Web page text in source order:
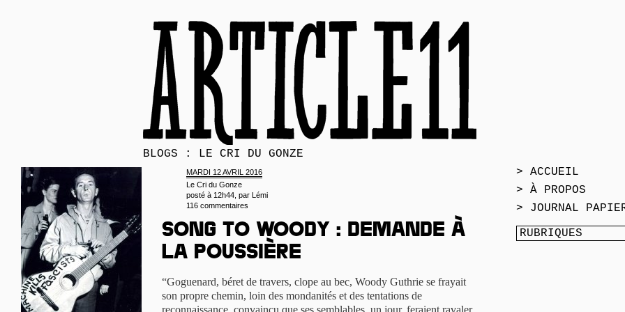
BLOGS : LE CRI DU GONZE
MARDI 12 AVRIL 2016
Le Cri du Gonze
posté à 12h44, par Lémi
116 commentaires
Song to Woody : demande à
la poussière
“Goguenard, béret de travers, clope au bec, Woody Guthrie se frayait
son propre chemin, loin des mondanités et des tentations de
reconnaissance, convaincu que ses semblables, un jour, feraient ravaler
> ACCUEIL
> À PROPOS
> JOURNAL